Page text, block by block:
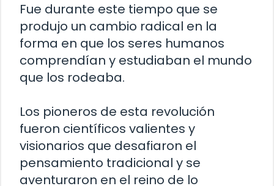
Fue durante este tiempo que se
produjo un cambio radical en la
forma en que los seres humanos
comprendían y estudiaban el mundo
que los rodeaba.
Los pioneros de esta revolución
fueron científicos valientes y
visionarios que desafiaron el
pensamiento tradicional y se
aventuraron en el reino de lo